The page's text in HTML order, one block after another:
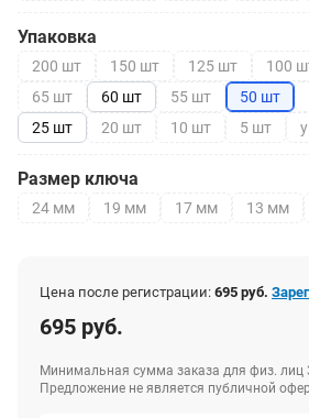
Упаковка
200 шт 150 шт 125 шт 100
65 шт
60 шт 55 шт 50 шт
25 шт
20 шт 10 шт 5 шт
Размер ключа
24 мм 19 мм 17 мм 13 мм
Цена после регистрации: 695 руб.
695 руб.
Минимальная сумма заказа для физ. лиц
Предложение не является публичной